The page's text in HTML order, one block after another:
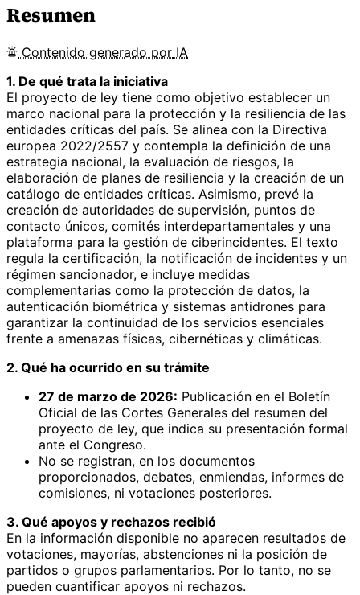
Resumen
Contenido generado por IA
1. De qué trata la iniciativa
El proyecto de ley tiene como objetivo establecer un
marco nacional para la protección y la resiliencia de las
entidades críticas del país. Se alinea con la Directiva
europea 2022/2557 y contempla la definición de una
estrategia nacional, la evaluación de riesgos, la
elaboración de planes de resiliencia y la creación de un
catálogo de entidades críticas. Asimismo, prevé la
creación de autoridades de supervisión, puntos de
contacto únicos, comités interdepartamentales y una
plataforma para la gestión de ciberincidentes. El texto
regula la certificación, la notificación de incidentes y un
régimen sancionador, e incluye medidas
complementarias como la protección de datos, la
autenticación biométrica y sistemas antidrones para
garantizar la continuidad de los servicios esenciales
frente a amenazas físicas, cibernéticas y climáticas.
2. Qué ha ocurrido en su trámite
27 de marzo de 2026: Publicación en el Boletín
Oficial de las Cortes Generales del resumen del
proyecto de ley, que indica su presentación formal
ante el Congreso.
No se registran, en los documentos
proporcionados, debates, enmiendas, informes de
comisiones, ni votaciones posteriores.
3. Qué apoyos y rechazos recibió
En la información disponible no aparecen resultados de
votaciones, mayorías, abstenciones ni la posición de
partidos o grupos parlamentarios. Por lo tanto, no se
pueden cuantificar apoyos ni rechazos.